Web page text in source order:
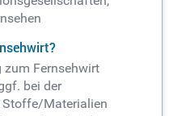
zum Fernsehwirt
bei der
Stoffe/Materialien